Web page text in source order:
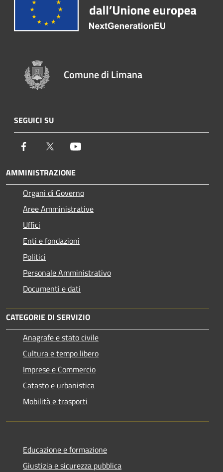
Comune di Limana
SEGUICI SU
Facebook Twitter
AMMINISTRAZIONE
Organi di Governo
Aree Amministrative
Uffici
Enti e fondazioni
Politici
Personale Amministrativo
Documenti e dati
CATEGORIE DI SERVIZIO
Anagrafe e stato civile
Cultura e tempo libero
Imprese e Commercio
Catasto e urbanistica
Mobilità e trasporti
Educazione e formazione
Giustizia e sicurezza pubblica